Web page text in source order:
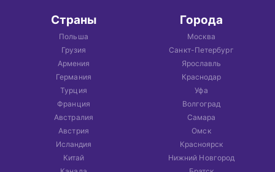
Страны
Польша
Грузия
Армения
Германия
Турция
Франция
Австралия
Австрия
Исландия
Китай
Города
Москва
Санкт-Петербург
Ярославль
Краснодар
Уфа
Волгоград
Самара
Омск
Красноярск
Нижний Новгород